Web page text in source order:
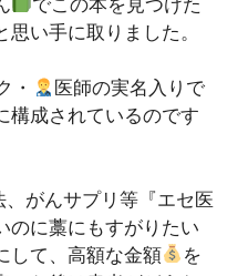
い手に取りました。
・
医師の実名入りで
構成されているのです
がんサプリ等『エセ医
のに藁にもすがりたい
して、高額な金額
を